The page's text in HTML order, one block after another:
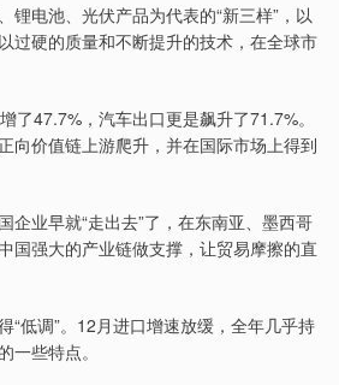
锂电池、光伏产品为代表的“新三样”，以
过硬的质量和不断提升的技术，在全球市
了47.7%，汽车出口更是飙升了71.7%。
向价值链上游爬升，并在国际市场上得到
企业早就“走出去”了，在东南亚、墨西哥
国强大的产业链做支撑，让贸易摩擦的直
“低调”。12月进口增速放缓，全年几乎持
一些特点。